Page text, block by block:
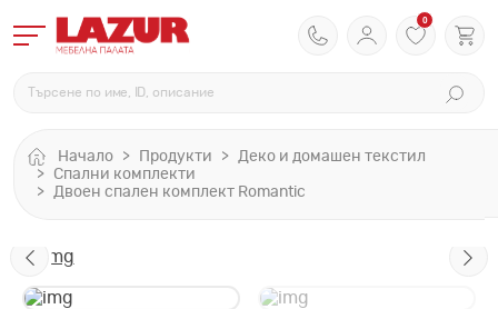
0
Начало Продукти
Деко и домашен текстил
Спални комплекти
Двоен спален комплект Romantic